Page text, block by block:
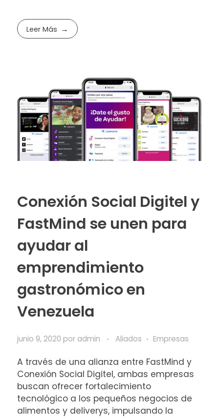
Leer Más
Conexión Social Digitel y
FastMind se unen para
ayudar al
emprendimiento
gastronómico en
Venezuela
junio 9, 2020 por admin Aliados Empresas
A través de una alianza entre FastMind y
Conexión Social Digitel, ambas empresas
buscan ofrecer fortalecimiento
tecnológico a los pequeños negocios de
alimentos y deliverys, impulsando la